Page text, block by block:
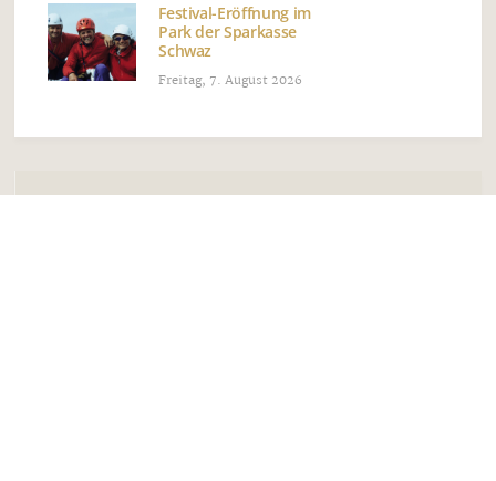
Festival-Eröffnung im
Park der Sparkasse
Schwaz
Freitag, 7. August 2026